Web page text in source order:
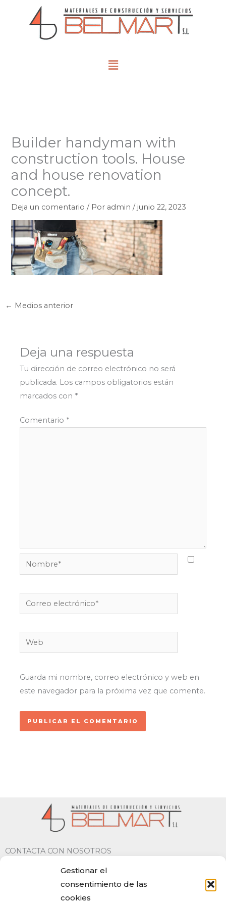
Gestionar el
consentimiento de las
cookies
Menú
Builder handyman with
construction tools. House
and house renovation
concept.
Deja un comentario / Por admin/ junio 22, 2023
← Medios anterior
Deja una respuesta
Tu dirección de correo electrónico no será
publicada. Los campos obligatorios están
marcados con *
Comentario *
Nombre*
Correo
electrónico*
Web
Guarda mi nombre, correo electrónico y web en
este navegador para la próxima vez que comente.
CONTACTA CON NOSOTROS
Calle Santa Rita 12, Argamasilla de Alba (Ciudad Real)
926 521 077 | 670 271 438